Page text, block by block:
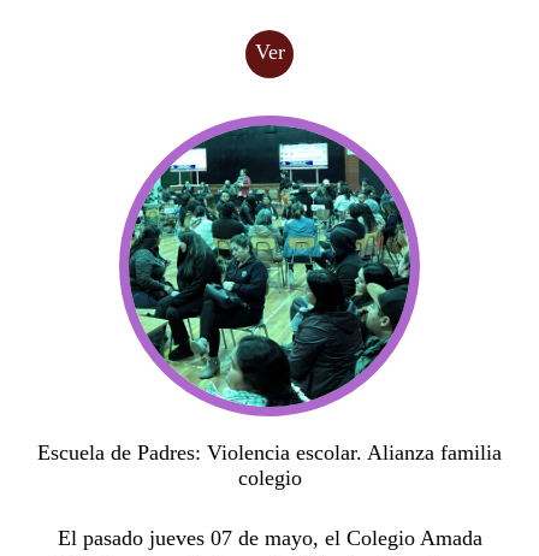
Ver
Escuela de Padres: Violencia escolar. Alianza familia
colegio
El pasado jueves 07 de mayo, el Colegio Amada